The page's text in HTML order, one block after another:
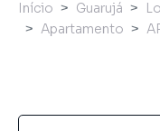
Início Guarujá
Apartamento